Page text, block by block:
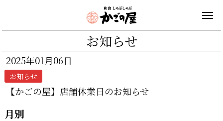
お知らせ
2025年01月06日
お知らせ
【かごの屋】店舗休業日のお知らせ
月別